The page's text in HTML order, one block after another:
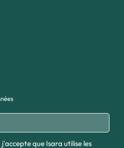
que Isara utilise les